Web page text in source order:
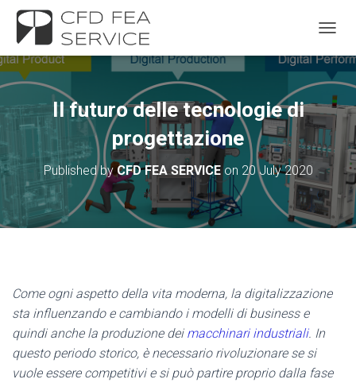
Il futuro delle tecnologie di
progettazione
Published byCFD FEA SERVICEon 20 July 2020
Come ogni aspetto della vita moderna, la digitalizzazione
sta influenzando e cambiando i modelli di business e
quindi anche la produzione dei macchinari industriali. In
questo periodo storico, è necessario rivoluzionare se si
vuole essere competitivi e si può partire proprio dalla fase